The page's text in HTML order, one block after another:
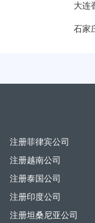
？
？
大连
石家
注册菲律宾公司
注册越南公司
注册泰国公司
注册印度公司
注册坦桑尼亚公司